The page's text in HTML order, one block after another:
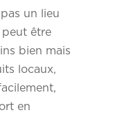
un lieu
peut être
bien mais
locaux,
en